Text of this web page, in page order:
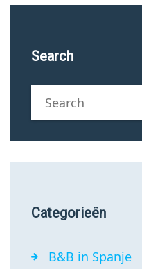
Search
Categorieën
B&B in Spanje